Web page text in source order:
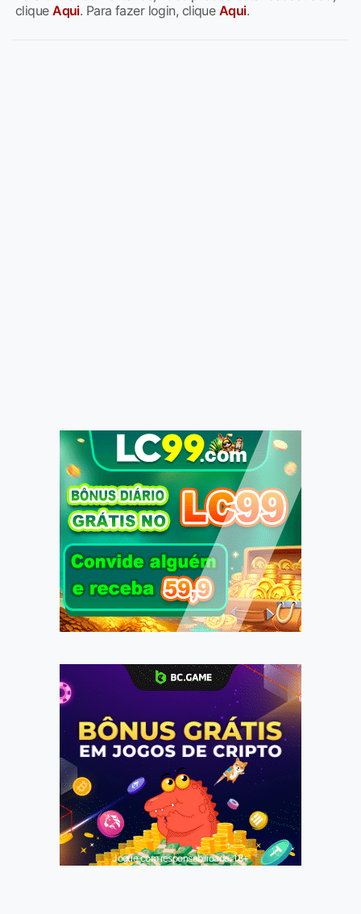
cliqueAqui. Para fazer login, clique Aqui.
Jogue com responsabilidade. 18+